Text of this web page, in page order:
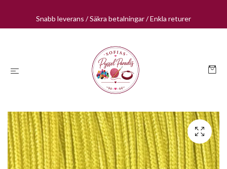
Snabb leverans / Säkra betalningar / Enkla returer